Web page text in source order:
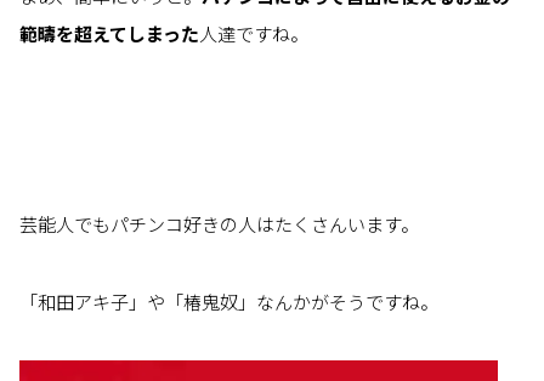
範疇を超えてしまった人達ですね。
芸能人でもパチンコ好きの人はたくさんいます。
「和田アキ子」や「椿鬼奴」なんかがそうですね。